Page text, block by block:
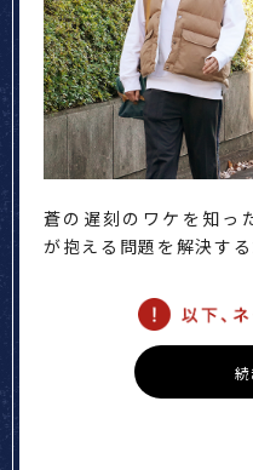
蒼の遅刻のワケを知っ
が抱える問題を解決す
続